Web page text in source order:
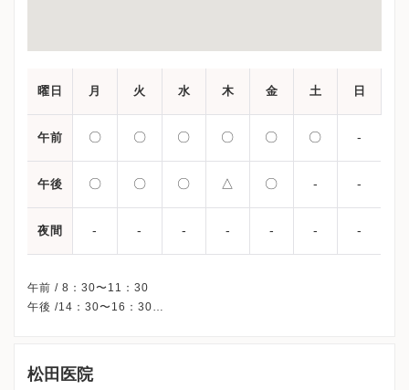
曜日 月 火 水 木 金 土 日
午前 〇 〇 〇 〇 〇 〇 -
午後 〇 〇 〇 △ 〇 - -
夜間 - - - - - - -
午前 / 8：30〜11：30
午後 /14：30〜16：30
※受診前には必ずクリニックHPを確認、または直接お問い合わせ
松田医院